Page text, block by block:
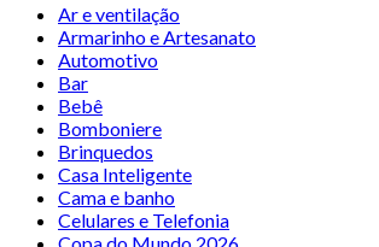
Ar e ventilação
Armarinho e Artesanato
Automotivo
Bar
Bebê
Bomboniere
Brinquedos
Casa Inteligente
Cama e banho
Celulares e Telefonia
Copa do Mundo 2026